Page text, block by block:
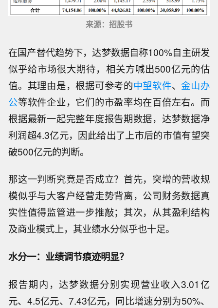
来源：招股书
在国产替代趋势下，达梦数据自称100%自主研发
似乎给市场很大期待，相关方喊出500亿元的估
值。其理由是，根据可参考的中望软件、金山办
公等软件企业，它们的市盈率均在百倍左右。而
根据最新一起完整年度报告期数据，达梦数据净
利润超4.3亿元，因此给出了上市后的市值有望突
破500亿元的判断。
那这一判断究竟是否成立？首先，突增的营收规
模似乎与大客户经营走势背离，公司财务数据真
实性值得监管进一步推敲；其次，从其盈利结构
及商业模式上，其业绩水分似乎也十足。
水分一：业绩调节痕迹明显？
报告期内，达梦数据分别实现营业收入3.01亿
元、4.5亿元、7.43亿元，同比增速分别为50%、